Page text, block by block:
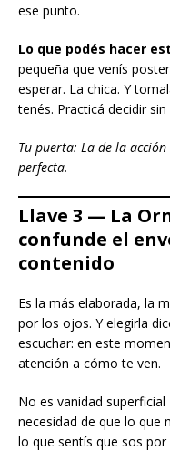
ese punto.
Lo que podés hacer
pequeña que venís
esperar. La chica. Y
tenés. Practicá decidir
Tu puerta: La de la
perfecta.
Llave 3 — La
confunde el
contenido
Es la más elaborada, la
por los ojos. Y elegirla
escuchar: en este
atención a cómo te ven.
No es vanidad
necesidad de que lo que
lo que sentís que sos